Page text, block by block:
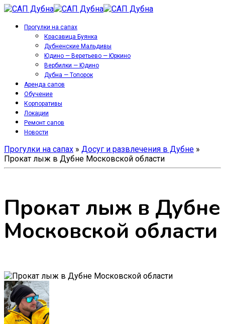
Прогулки на сапах
Красавица Буянка
Дубненские Мальдивы
Юдино — Веретьево — Юркино
Вербилки — Юдино
Дубна — Топорок
Аренда сапов
Обучение
Корпоративы
Локации
Ремонт сапов
Новости
Прогулки на сапах » Досуг и развлечения в Дубне »
Прокат лыж в Дубне Московской области
Прокат лыж в Дубне
Московской области